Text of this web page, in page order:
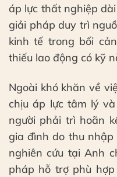
áp lực thất nghiệp
giải pháp duy trì
kinh tế trong bối
thiếu lao động có kỹ
Ngoài khó khăn về
chịu áp lực tâm lý
người phải trì hoãn
gia đình do thu nhập
nghiên cứu tại Anh
pháp hỗ trợ phù